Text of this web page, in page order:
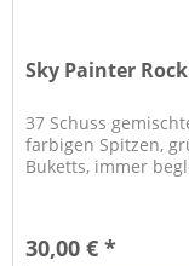
Sky Painter
37 Schuss
farbigen Spitzen,
Buketts, immer
30,00 € *